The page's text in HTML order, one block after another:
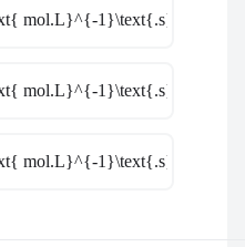
mol.L}^{-1}\text{.s}^{-1}
mol.L}^{-1}\text{.s}^{-1}
mol.L}^{-1}\text{.s}^{-1}